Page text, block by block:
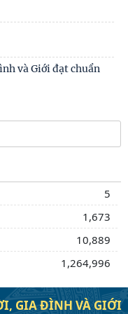
và Giới đạt chuẩn
trong môi trường